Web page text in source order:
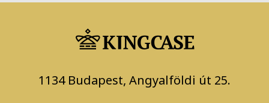
1134 Budapest, Angyalföldi út 25.